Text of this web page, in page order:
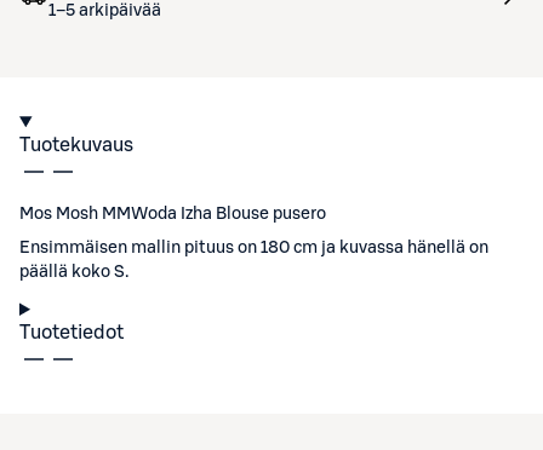
1–5 arkipäivää
Tuotekuvaus
Mos Mosh MMWoda Izha Blouse pusero
Ensimmäisen mallin pituus on 180 cm ja kuvassa hänellä on
päällä koko S.
Tuotetiedot